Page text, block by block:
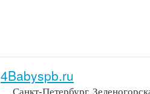
4Babyspb.ru